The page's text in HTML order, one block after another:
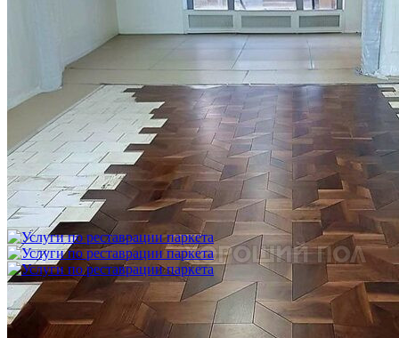
Укладка модульного паркета с финишным покрытием на
фанеру
3 600 ₽